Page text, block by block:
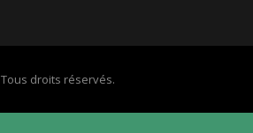
Tous droits réservés.